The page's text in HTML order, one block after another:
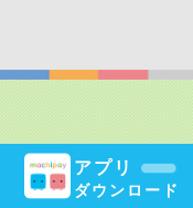
アプリ
ダウンロード